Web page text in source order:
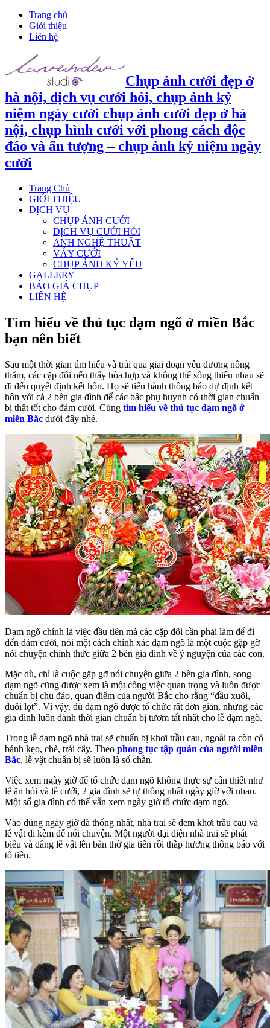
Trang chủ
Giới thiệu
Liên hệ
Chụp ảnh cưới đẹp ở
hà nội, dịch vụ cưới hỏi, chụp ảnh kỷ
niệm ngày cưới chụp ảnh cưới đẹp ở hà
nội, chụp hình cưới với phong cách độc
đáo và ấn tượng – chụp ảnh kỷ niệm ngày
cưới
Trang Chủ
GIỚI THIỆU
DỊCH VỤ
CHỤP ẢNH CƯỚI
DỊCH VỤ CƯỚI HỎI
ẢNH NGHỆ THUẬT
VÁY CƯỚI
CHỤP ẢNH KỶ YẾU
GALLERY
BÁO GIÁ CHỤP
LIÊN HỆ
Tìm hiểu về thủ tục dạm ngõ ở miền Bắc
bạn nên biết
Sau một thời gian tìm hiểu và trải qua giai đoạn yêu đương nồng
thắm, các cặp đôi nếu thấy hòa hợp và không thể sống thiếu nhau sẽ
đi đến quyết định kết hôn. Họ sẽ tiến hành thông báo dự định kết
hôn với cả 2 bên gia đình để các bậc phụ huynh có thời gian chuẩn
bị thật tốt cho đám cưới. Cùng tìm hiểu về thủ tục dạm ngõ ở
miền Bắc dưới đây nhé.
Dạm ngõ chính là việc đầu tiên mà các cặp đôi cần phải làm để đi
đến đám cưới, nói một cách chính xác dạm ngõ là một cuộc gặp gỡ
nói chuyện chính thức giữa 2 bên gia đình về ý nguyện của các con.
Mặc dù, chỉ là cuộc gặp gỡ nói chuyện giữa 2 bên gia đình, song
dạm ngõ cũng được xem là một công việc quan trọng và luôn được
chuẩn bị chu đáo, quan điểm của người Bắc cho rằng “đầu xuôi,
đuôi lọt”. Vì vậy, dù dạm ngõ được tổ chức rất đơn giản, nhưng các
gia đình luôn dành thời gian chuẩn bị tươm tất nhất cho lễ dạm ngõ.
Trong lễ dạm ngõ nhà trai sẽ chuẩn bị khơi trầu cau, ngoài ra còn có
bánh kẹo, chè, trái cây. Theo phong tục tập quán của người miền
Bắc, lễ vật chuẩn bị sẽ luôn là số chẵn.
Việc xem ngày giờ để tổ chức dạm ngõ không thực sự cần thiết như
lễ ăn hỏi và lễ cưới, 2 gia đình sẽ tự thống nhất ngày giờ với nhau.
Một số gia đình có thể vẫn xem ngày giờ tổ chức dạm ngõ.
Vào đúng ngày giờ đã thống nhất, nhà trai sẽ đem khơi trầu cau và
lễ vật đi kèm để nói chuyện. Một người đại diện nhà trai sẽ phát
biểu và dâng lễ vật lên bàn thờ gia tiên rồi thắp hương thông báo với
tổ tiên.